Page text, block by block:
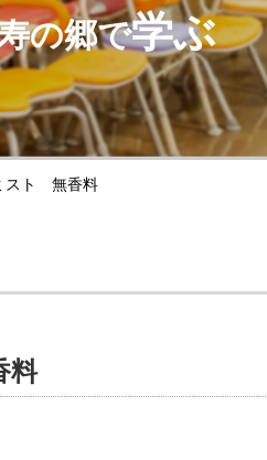
の郷で学ぶ
スト 無香料
料